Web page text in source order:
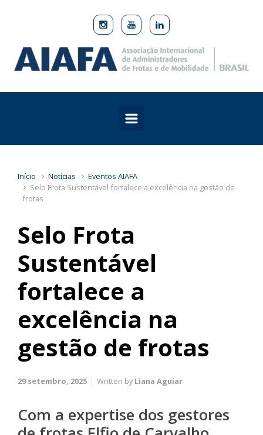
Skip to main content
Início Notícias
Eventos AIAFA
Selo Frota Sustentável fortalece a excelência na gestão de
frotas
Selo Frota
Sustentável
fortalece a
excelência na
gestão de frotas
29 setembro, 2025 Written by Liana Aguiar
Com a expertise dos gestores